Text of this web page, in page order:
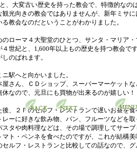
、大変古い歴史を持った教会で、特徴的な
観光向きの教会ではありませんが、新年ミサ
教会なのだということがわかりました。
のローマ４大聖堂のひとつ、サンタ・マリア
４世紀と、1,600年以上もの歴史を持つ教会
のばれます。
駅へと向かいました。
屋さん、ＣＤショップ、スーパーマーケット
なので、元旦にも買物が出来るのが嬉しい！
後、２Ｆのセルフ・レストランで遅いお昼を
レーに好きな飲み物、パン、フルーツなどを
スタや肉料理などは、その場で調理してサー
ト・ペンネを食べたのですが、これが結構
セルフ・レストランと比較しての話なので、